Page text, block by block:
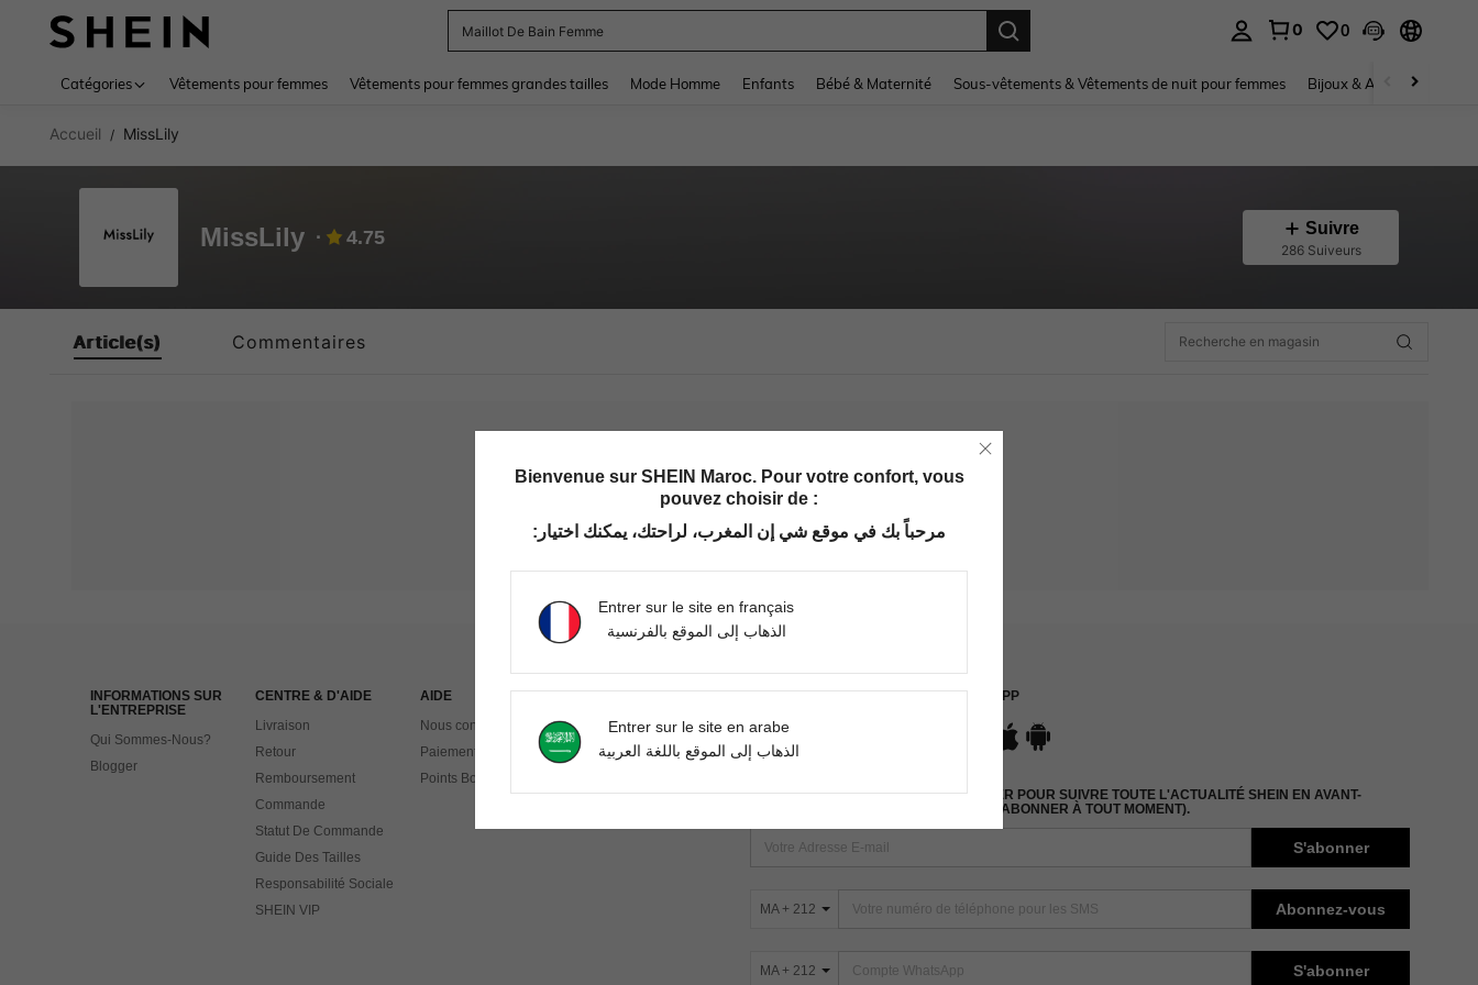
Maillot De Bain Femme
0 0
Catégories Vêtements pour femmes Vêtements pour femmes grandes tailles Mode Homme Enfants Bébé & Maternité Sous-vêtements & Vêtements de nuit pour femmes Bijoux & Accessoires pour
Accueil / MissLily
MissLily 4.75 Suivre
286 Suiveurs
Article(s) Commentaires
Aucun article trouvé. Veuillez essayer une autre recherche.
INFORMATIONS SUR
L'ENTREPRISE
Qui Sommes-Nous?
Blogger
CENTRE & D'AIDE
Livraison
Retour
Remboursement
Commande
Statut De Commande
Guide Des Tailles
Responsabilité Sociale
SHEIN VIP
AIDE
Nous contacter
Paiement
Points Bonus
TROUVEZ-NOUS SUR APP
ABONNEZ-VOUS À NOTRE NEWSLETTER POUR SUIVRE TOUTE L'ACTUALITÉ SHEIN EN AVANT-
PREMIÈRE ! (VOUS POUVEZ VOUS DÉSABONNER À TOUT MOMENT).
S'abonner
MA + 212 Abonnez-vous
MA + 212 S'abonner
Bienvenue sur SHEIN Maroc. Pour votre confort, vous
pouvez choisir de :
مرحباً بك في موقع شي إن المغرب، لراحتك، يمكنك اختيار:
Entrer sur le site en français
الذهاب إلى الموقع بالفرنسية
Entrer sur le site en arabe
الذهاب إلى الموقع باللغة العربية